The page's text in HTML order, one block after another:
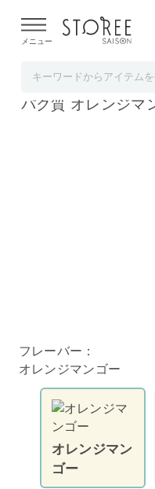
よる配送遅延が発生してお
メニュー
完全栄養食 CPI
パク質 オレンジマ
フレーバー：
オレンジマンゴー
オレンジマン
ゴー